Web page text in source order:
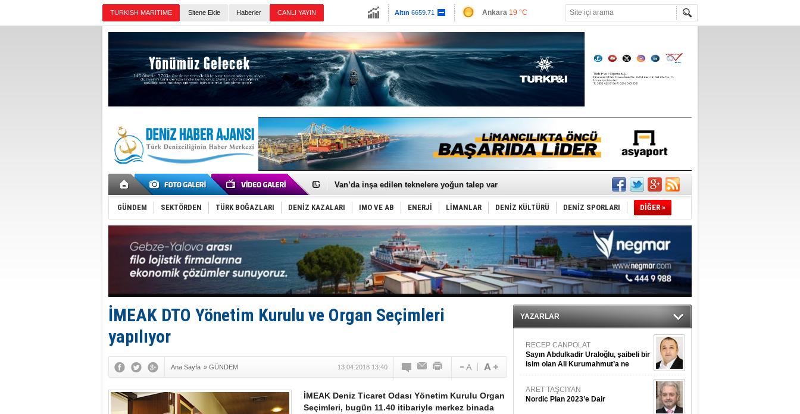
TURKISH MARITIME Sitene Ekle Haberler CANLI YAYIN
Altın 6659.71
Euro55.1258
Ankara 19 °C
Antalya26 °C
Muğla 21 °C
Çanakkale 20 °C
Keşfedildi: En büyük Mercan Ormanı!
D-Marin, Avrupa'nın tekne fuarlarına çıkarma yapacak
ASEAN ilk P&I Sigorta Kulübünü kurmaya hazırlanıyor
TAYK - Eker Olympos Regatta'da ilk start!
İstanbul ve Çanakkale: 6 ayda 40.000 gemi
TEKNOFEST ‘Mavi Vatan’ ziyaretçi kayıtları başladı!
Tersane işçilerinin direnişi, kazanımla sonuçlandı
İngiliz aktivistler, gemide mahsur kaldı!
FESCO, Karadeniz'de yeni sevkiyat taleplerini durdurdu
DESE, BIMCO’ya katıldı
GİMBİRDER gemi inşa yan sanayinin sorunlarını tartıştı
35 milyon TL'lik tekne projesinde karar çıktı
İnsansız cankurtaran ihalesini BlueForge kazandı
GÜNDEM SEKTÖRDEN TÜRK BOĞAZLARI DENİZ KAZALARI IMO VE AB ENERJİ LİMANLAR DENİZ KÜLTÜRÜ DENİZ SPORLARI DİĞER »
İMEAK DTO Yönetim Kurulu ve Organ Seçimleri
yapılıyor
Ana Sayfa » GÜNDEM 13.04.2018 13:40
İMEAK Deniz Ticaret Odası Yönetim Kurulu Organ
Seçimleri, bugün 11.40 itibariyle merkez binada
YAZARLAR
RECEP CANPOLAT
Sayın Abdulkadir Uraloğlu, şaibeli bir
isim olan Ali Kurumahmut’a ne
danışıyorsunuz?
ARET TAŞCIYAN
Nordic Plan 2023’e Dair